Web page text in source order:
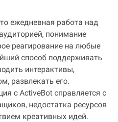
ежедневная работа над
понимание
реагирование на любые
способ поддерживать
интерактивы,
развлекать его.
с ActiveBot справляется с
недостатка ресурсов
креативных идей.